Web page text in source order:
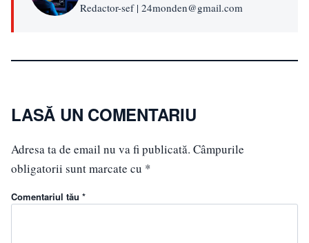
Redactor-sef | 24monden@gmail.com
LASĂ UN COMENTARIU
Adresa ta de email nu va fi publicată. Câmpurile
obligatorii sunt marcate cu *
Comentariul tău *